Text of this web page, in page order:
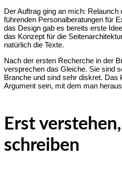
Der Auftrag ging an mich: Relaunch
führenden Personalberatungen für
das Design gab es bereits erste
das Konzept für die
natürlich die Texte.
Nach der ersten Recherche in der
versprechen das Gleiche. Sie sind
Branche und sind sehr diskret. Das
Argument sein, mit dem man
Erst
schreiben